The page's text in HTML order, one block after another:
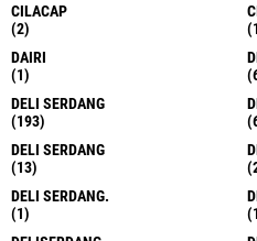
CILACAP
(2)
DAIRI
(1)
DELI SERDANG
(193)
DELI SERDANG
(13)
DELI SERDANG.
(1)